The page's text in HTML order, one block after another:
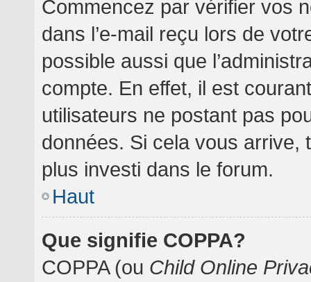
Commencez par vérifier vos
dans l’e-mail reçu lors de
possible aussi que
compte. En effet, il est
utilisateurs ne postant pas
données. Si cela vous
plus investi dans le forum.
Haut
Que signifie COPPA?
COPPA (ou Child Online